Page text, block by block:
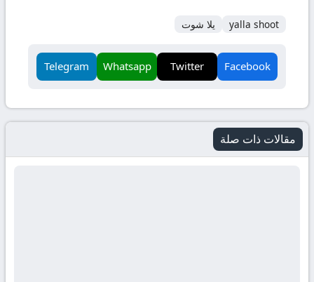
yalla shoot يلا شوت
Facebook
Twitter
Whatsapp
Telegram
مقالات ذات صلة